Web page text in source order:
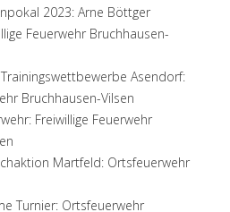
2023: Arne Böttger
Feuerwehr Bruchhausen-
Asendorf:
Bruchhausen-Vilsen
Freiwillige Feuerwehr
Martfeld: Ortsfeuerwehr
Turnier: Ortsfeuerwehr